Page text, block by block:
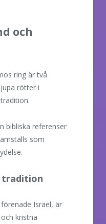
och
ring är två
rötter i
bibliska referenser
som
tradition
Israel, är
kristna